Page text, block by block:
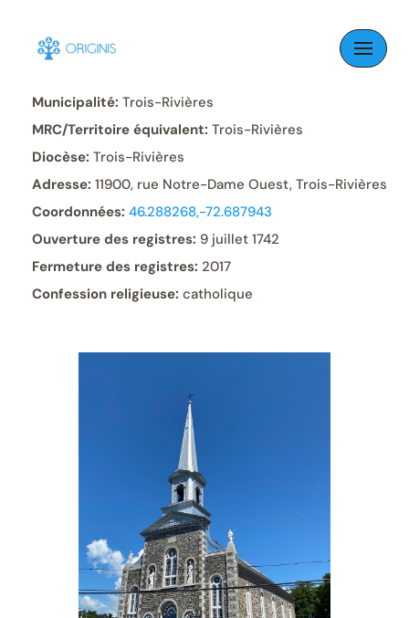
Skip
content
Municipalité: Trois-Rivières
MRC/Territoire équivalent: Trois-Rivières
Diocèse: Trois-Rivières
Adresse: 11900, rue Notre-Dame Ouest, Trois-Rivières
Coordonnées: 46.288268,-72.687943
Ouverture des registres: 9 juillet 1742
Fermeture des registres: 2017
Confession religieuse: catholique